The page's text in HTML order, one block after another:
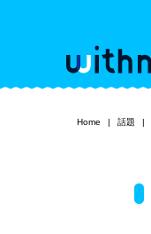
Home 話題